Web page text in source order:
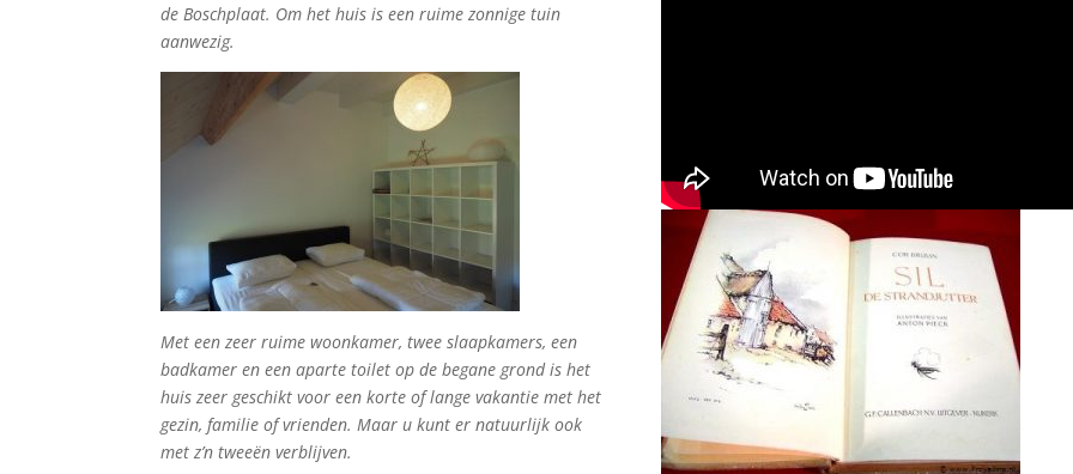
de Boschplaat. Om het huis is een ruime zonnige tuin
aanwezig.
Met een zeer ruime woonkamer, twee slaapkamers, een
badkamer en een aparte toilet op de begane grond is het
huis zeer geschikt voor een korte of lange vakantie met het
gezin, familie of vrienden. Maar u kunt er natuurlijk ook
met z’n tweeën verblijven.